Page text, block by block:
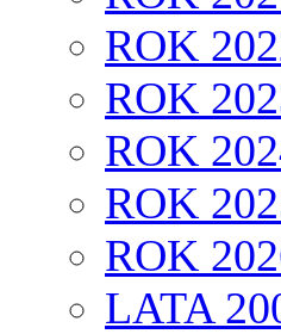
ROK
ROK
ROK
ROK
ROK
LATA